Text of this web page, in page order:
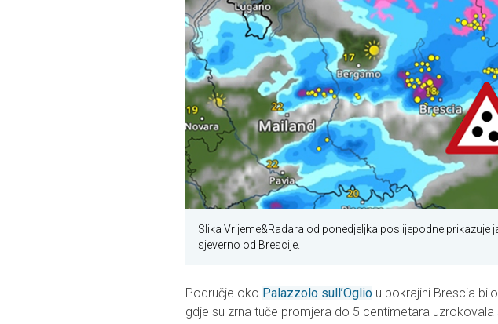
Slika Vrijeme&Radara od ponedjeljka poslijepodne prikazuje
sjeverno od Brescije.
Područje oko Palazzolo sull’Oglio u pokrajini Brescia
gdje su zrna tuče promjera do 5 centimetara